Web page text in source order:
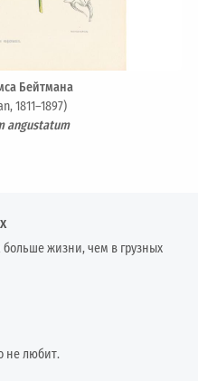
Бейтмана
1811–1897)
angustatum
больше жизни, чем в грузных
не любит.